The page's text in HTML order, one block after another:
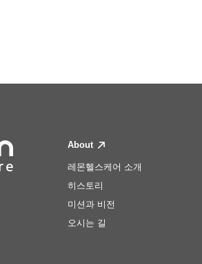
About
레몬헬스케어 소개
히스토리
미션과 비전
오시는 길